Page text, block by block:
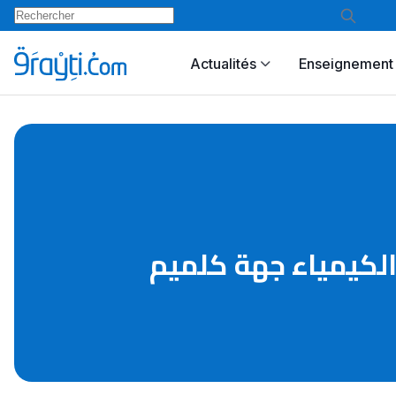
Actualités
جهة كلميم